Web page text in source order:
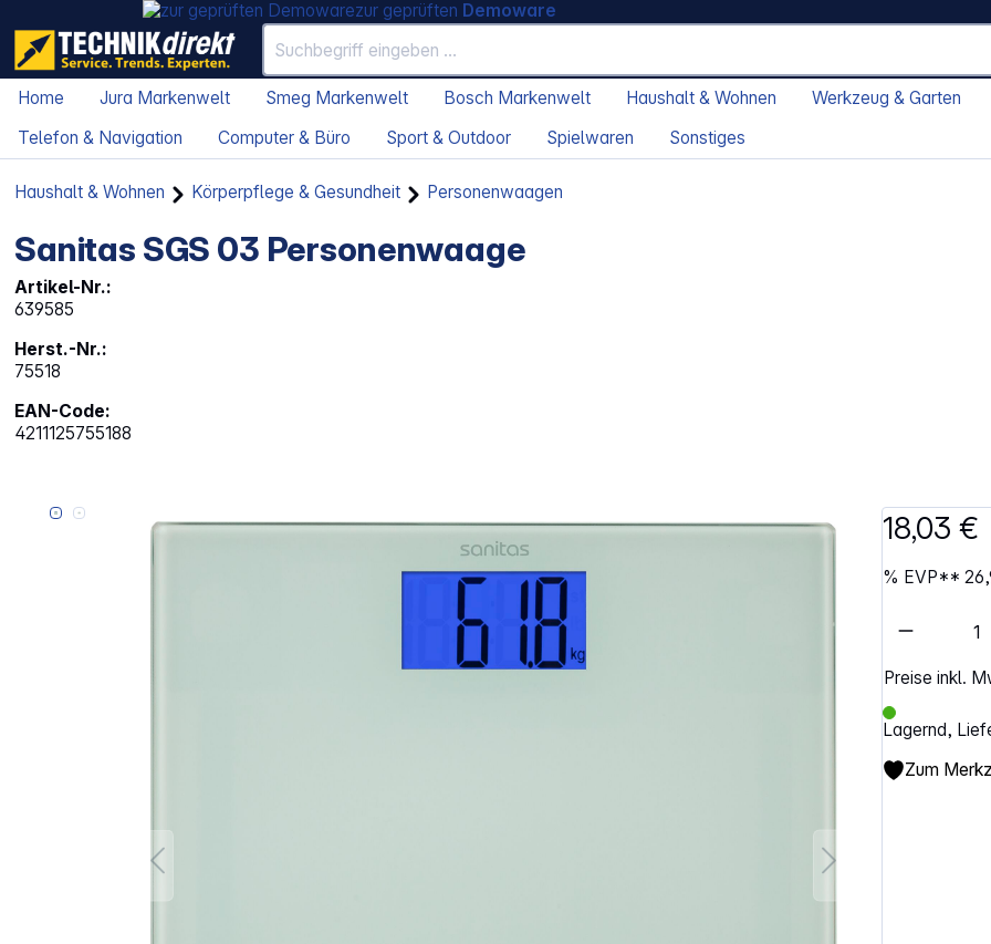
zur geprüften Demoware
Home Jura Markenwelt Smeg Markenwelt Bosch Markenwelt Haushalt & Wohnen Werkzeug & Garten
Telefon & Navigation
Computer & Büro Sport & Outdoor Spielwaren Sonstiges
Haushalt & Wohnen Körperpflege & Gesundheit Personenwaagen
Sanitas SGS 03 Personenwaage
Artikel-Nr.:
639585
Herst.-Nr.:
75518
EAN-Code:
4211125755188
Bildergalerie überspringen 18,03 €
% EVP**
Preise inkl.
Lagernd,
Artikel
Zum